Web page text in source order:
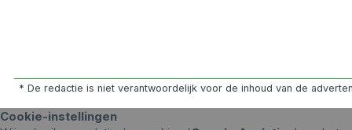
* De redactie is niet verantwoordelijk voor de inhoud van de
Cookie-instellingen